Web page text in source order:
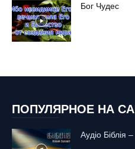
Бог Чудес
ПОПУЛЯРНОЕ НА
Аудіо Біблія